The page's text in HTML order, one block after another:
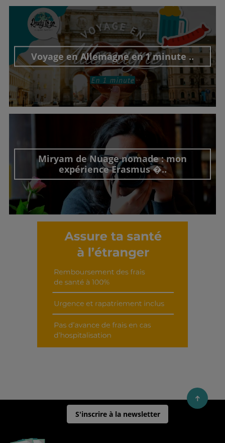
Voyage en Allemagne en 1 minute ..
Découvrir cet interview
Miryam de Nuage nomade : mon
expérience Erasmus �..
Découvrir cet interview
S'inscrire à la newsletter